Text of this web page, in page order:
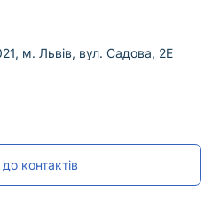
м. Львів, вул. Садова, 2Е
контактів